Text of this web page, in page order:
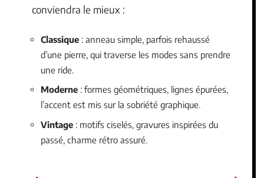
conviendra le mieux :
Classique : anneau simple, parfois rehaussé
d’une pierre, qui traverse les modes sans prendre
une ride.
Moderne : formes géométriques, lignes épurées,
l’accent est mis sur la sobriété graphique.
Vintage : motifs ciselés, gravures inspirées du
passé, charme rétro assuré.